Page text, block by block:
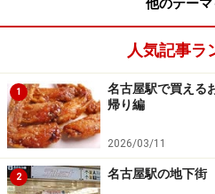
他のテー
人気記事ラ
1
名古屋駅で買える
帰り編
2026/03/11
2 名古屋駅の地下街